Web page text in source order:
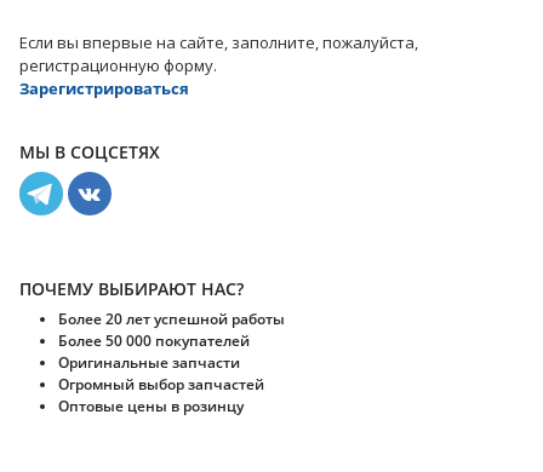
Если вы впервые на сайте, заполните, пожалуйста,
регистрационную форму.
Зарегистрироваться
МЫ В СОЦСЕТЯХ
ПОЧЕМУ ВЫБИРАЮТ НАС?
Более 20 лет успешной работы
Более 50 000 покупателей
Оригинальные запчасти
Огромный выбор запчастей
Оптовые цены в розинцу